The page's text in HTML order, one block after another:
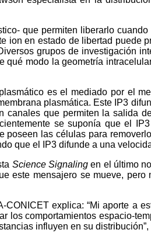
que permiten liberarlo
ion en estado de libertad puede
grupos de investigación
modo la geometría
es el mediado por el
plasmática. Este IP3
que permiten la salida
se suponía que el
las células para
que el IP3 difunde a una
Science Signalingen el último
este mensajero se mueve,
explica: “Mi aporte a
los comportamientos espacio-
influyen en su